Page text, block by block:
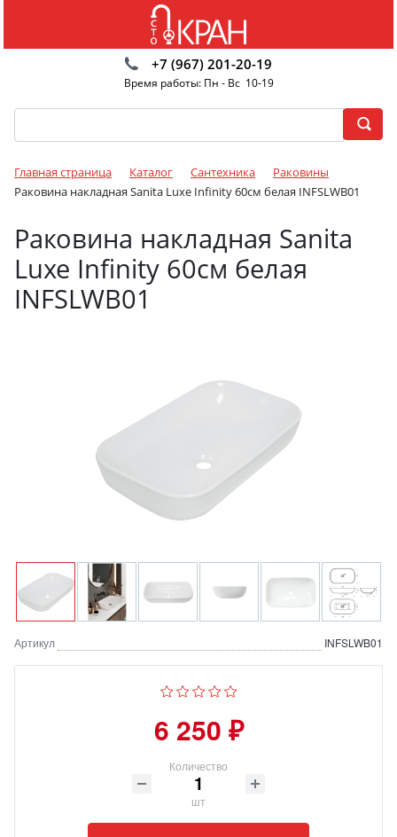
+7 (967) 201-20-19
Время работы: Пн - Вс 10-19
Главная страница Каталог Сантехника
Раковины
Раковина накладная Sanita Luxe Infinity 60см белая INFSLWB01
Раковина накладная Sanita
Luxe Infinity 60см белая
INFSLWB01
Артикул INFSLWB01
6 250 ₽
Количество
шт